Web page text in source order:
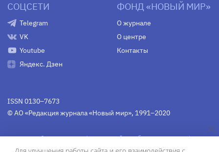
СОЦСЕТИ
Telegram
VK
Youtube
Яндекс. Дзен
ФОНД «НОВЫЙ МИР»
О журнале
О центре
Контакты
ISSN 0130–7673
© АО «Редакция журнала «Новый мир», 1991–2020
Свидетельство Федеральной службы по надзору в сфере
связи, информационных технологий и массовых